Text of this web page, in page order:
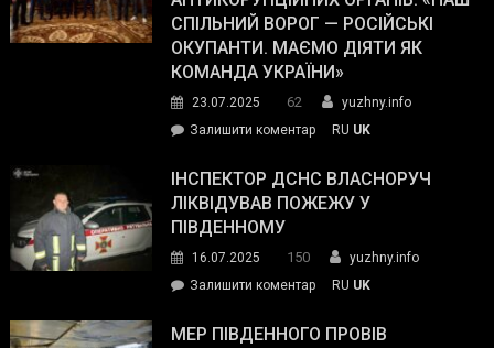
з
матеріального
резерву
гуманітарну
допомогу
СПІЛЬНИЙ ВОРОГ — РОСІЙСЬКІ
ОКУПАНТИ. МАЄМО ДІЯТИ ЯК
КОМАНДА УКРАЇНИ»
23.07.2025 62
yuzhny.info
Залишити коментарon
провів
нараду
силових
та
органів:
RU UK
ІНСПЕКТОР ДСНС ВЛАСНОРУЧ
ЛІКВІДУВАВ ПОЖЕЖУ У
ПІВДЕННОМУ
16.07.2025 150
yuzhny.info
Залишити коментарon
ДСНС
RU UK
МЕР ПІВДЕННОГО ПРОВІВ